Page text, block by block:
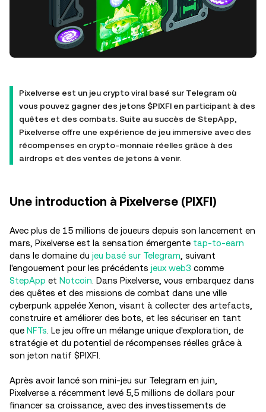
Pixelverse est un jeu crypto viral basé sur Telegram où
vous pouvez gagner des jetons $PIXFI en participant à des
quêtes et des combats. Suite au succès de StepApp,
Pixelverse offre une expérience de jeu immersive avec des
récompenses en crypto-monnaie réelles grâce à des
airdrops et des ventes de jetons à venir.
Une introduction à Pixelverse (PIXFI)
Avec plus de 15 millions de joueurs depuis son lancement en
mars, Pixelverse est la sensation émergente tap-to-earn
dans le domaine du jeu basé sur Telegram , suivant
l'engouement pour les précédents jeux web3 comme
StepApp et Notcoin . Dans Pixelverse, vous embarquez dans
des quêtes et des missions de combat dans une ville
cyberpunk appelée Xenon, visant à collecter des artefacts,
construire et améliorer des bots, et les sécuriser en tant
que NFTs . Le jeu offre un mélange unique d'exploration, de
stratégie et du potentiel de récompenses réelles grâce à
son jeton natif $PIXFI.
Après avoir lancé son mini-jeu sur Telegram en juin,
Pixelverse a récemment levé 5,5 millions de dollars pour
financer sa croissance, avec des investissements de